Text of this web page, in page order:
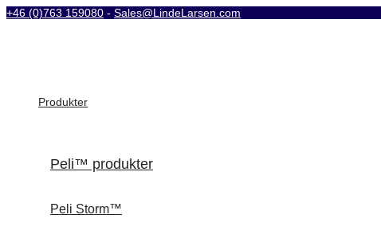
+46 (0)763 159080 - Sales@LindeLarsen.com
Produkter
Peli™ produkter
Peli Storm™